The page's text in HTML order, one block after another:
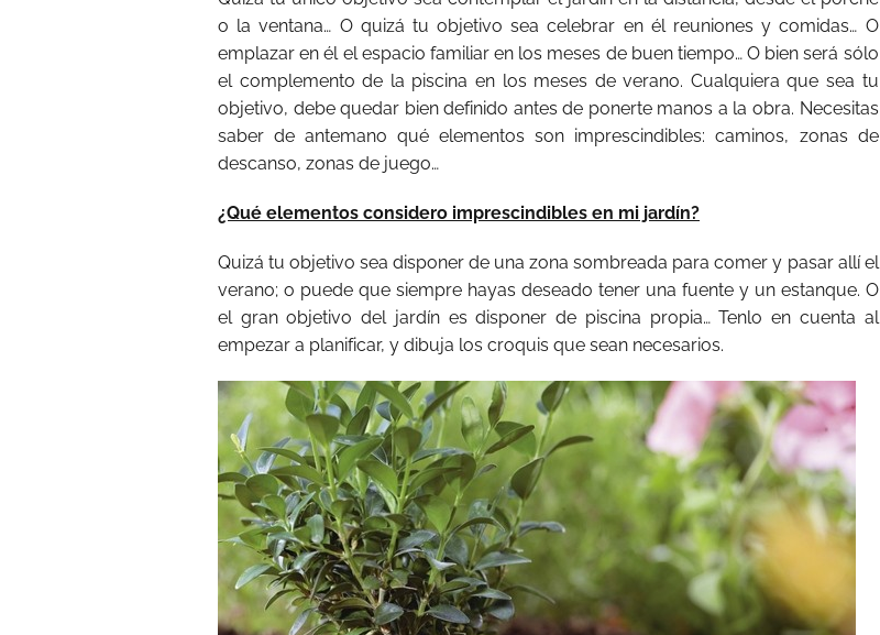
o la ventana… O quizá tu objetivo sea celebrar en él reuniones y comidas… O
emplazar en él el espacio familiar en los meses de buen tiempo… O bien será sólo
el complemento de la piscina en los meses de verano. Cualquiera que sea tu
objetivo, debe quedar bien definido antes de ponerte manos a la obra. Necesitas
saber de antemano qué elementos son imprescindibles: caminos, zonas de
descanso, zonas de juego…
¿Qué elementos considero imprescindibles en mi jardín?
Quizá tu objetivo sea disponer de una zona sombreada para comer y pasar allí el
verano; o puede que siempre hayas deseado tener una fuente y un estanque. O
el gran objetivo del jardín es disponer de piscina propia… Tenlo en cuenta al
empezar a planificar, y dibuja los croquis que sean necesarios.